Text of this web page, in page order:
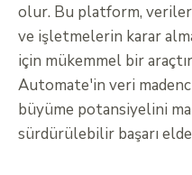
olur. Bu platform,
ve işletmelerin karar
için mükemmel bir
Automate'in veri
büyüme potansiyelini
sürdürülebilir başarı